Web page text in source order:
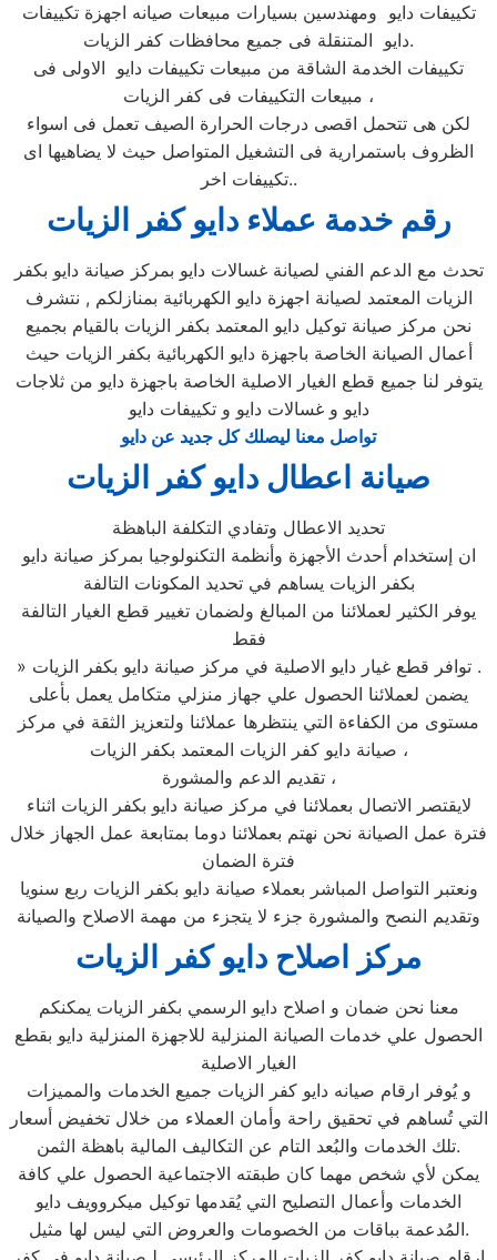
تكييفات دايو ومهندسين بسيارات مبيعات صيانه اجهزة تكييفات
دايو المتنقلة فى جميع محافظات كفر الزيات.
تكييفات الخدمة الشاقة من مبيعات تكييفات دايو الاولى فى
مبيعات التكييفات فى كفر الزيات ،
لكن هى تتحمل اقصى درجات الحرارة الصيف تعمل فى اسواء
الظروف باستمرارية فى التشغيل المتواصل حيث لا يضاهيها اى
تكييفات اخر..
رقم خدمة عملاء دايو كفر الزيات
تحدث مع الدعم الفني لصيانة غسالات دايو بمركز صيانة دايو بكفر
الزيات المعتمد لصيانة اجهزة دايو الكهربائية بمنازلكم , نتشرف
نحن مركز صيانة توكيل دايو المعتمد بكفر الزيات بالقيام بجميع
أعمال الصيانة الخاصة باجهزة دايو الكهربائية بكفر الزيات حيث
يتوفر لنا جميع قطع الغيار الاصلية الخاصة باجهزة دايو من ثلاجات
دايو و غسالات دايو و تكييفات دايو
تواصل معنا ليصلك كل جديد عن دايو
صيانة اعطال دايو كفر الزيات
تحديد الاعطال وتفادي التكلفة الباهظة
ان إستخدام أحدث الأجهزة وأنظمة التكنولوجيا بمركز صيانة دايو
بكفر الزيات يساهم في تحديد المكونات التالفة
يوفر الكثير لعملائنا من المبالغ ولضمان تغيير قطع الغيار التالفة
فقط
» توافر قطع غيار دايو الاصلية في مركز صيانة دايو بكفر الزيات .
يضمن لعملائنا الحصول علي جهاز منزلي متكامل يعمل بأعلى
مستوى من الكفاءة التي ينتظرها عملائنا ولتعزيز الثقة في مركز
صيانة دايو كفر الزيات المعتمد بكفر الزيات ،
تقديم الدعم والمشورة ،
لايقتصر الاتصال بعملائنا في مركز صيانة دايو بكفر الزيات اثناء
فترة عمل الصيانة نحن نهتم بعملائنا دوما بمتابعة عمل الجهاز خلال
فترة الضمان
ونعتبر التواصل المباشر بعملاء صيانة دايو بكفر الزيات ربع سنويا
وتقديم النصح والمشورة جزء لا يتجزء من مهمة الاصلاح والصيانة
مركز اصلاح دايو كفر الزيات
معنا نحن ضمان و اصلاح دايو الرسمي بكفر الزيات يمكنكم
الحصول علي خدمات الصيانة المنزلية للاجهزة المنزلية دايو بقطع
الغيار الاصلية
و يُوفر ارقام صيانه دايو كفر الزيات جميع الخدمات والمميزات
التي تُساهم في تحقيق راحة وأمان العملاء من خلال تخفيض أسعار
تلك الخدمات والبُعد التام عن التكاليف المالية باهظة الثمن.
يمكن لأي شخص مهما كان طبقته الاجتماعية الحصول علي كافة
الخدمات وأعمال التصليح التي يُقدمها توكيل ميكروويف دايو
المُدعمة بباقات من الخصومات والعروض التي ليس لها مثيل.